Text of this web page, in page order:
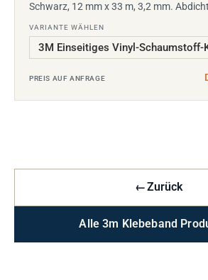
Schwarz, 12 mm x 33 m, 3,2 mm.
VARIANTE WÄHLEN
PREIS AUF ANFRAGE
←Zurück
Alle 3m Klebeband